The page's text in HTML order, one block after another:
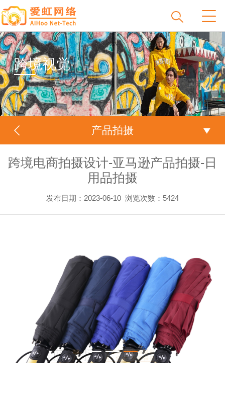
跨境视觉
产品拍摄
跨境电商拍摄设计-亚马逊产品拍摄-日
用品拍摄
发布日期：2023-06-10 浏览次数： 5424